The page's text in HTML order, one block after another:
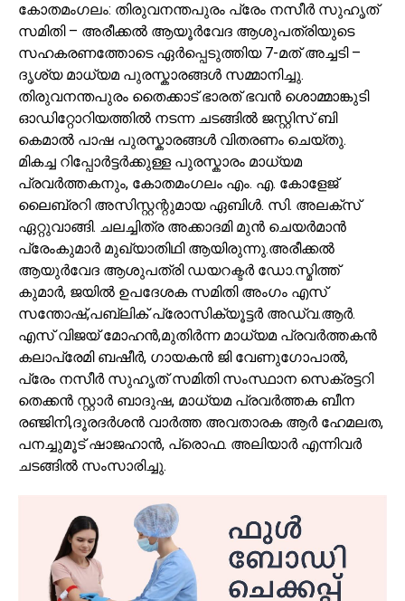
കോതമംഗലം: തിരുവനന്തപുരം പ്രേം നസീർ സുഹൃത്
സമിതി – അരീക്കൽ ആയൂർവേദ ആശുപത്രിയുടെ
സഹകരണത്തോടെ ഏർപ്പെടുത്തിയ 7-മത് അച്ചടി –
ദൃശ്യ മാധ്യമ പുരസ്കാരങ്ങൾ സമ്മാനിച്ചു.
തിരുവനന്തപുരം തൈക്കാട് ഭാരത് ഭവൻ ശൊമ്മാങ്കുടി
ഓഡിറ്റോറിയത്തിൽ നടന്ന ചടങ്ങിൽ ജസ്റ്റിസ് ബി
കെമാൽ പാഷ പുരസ്കാരങ്ങൾ വിതരണം ചെയ്തു.
മികച്ച റിപ്പോർട്ടർക്കുള്ള പുരസ്കാരം മാധ്യമ
പ്രവർത്തകനും, കോതമംഗലം എം. എ. കോളേജ്
ലൈബ്രറി അസിസ്റ്റന്റുമായ ഏബിൾ. സി. അലക്സ്
ഏറ്റുവാങ്ങി. ചലച്ചിത്ര അക്കാദമി മുൻ ചെയർമാൻ
പ്രേംകുമാർ മുഖ്യാതിഥി ആയിരുന്നു.അരീക്കൽ
ആയുർവേദ ആശുപത്രി ഡയറക്ടർ ഡോ.സ്മിത്ത്
കുമാർ, ജയിൽ ഉപദേശക സമിതി അംഗം എസ്
സന്തോഷ്‌,പബ്ലിക് പ്രോസിക്യൂട്ടർ അഡ്വ.ആർ.
എസ് വിജയ് മോഹൻ,മുതിർന്ന മാധ്യമ പ്രവർത്തകൻ
കലാപ്രേമി ബഷീർ, ഗായകൻ ജി വേണുഗോപാൽ,
പ്രേം നസീർ സുഹൃത് സമിതി സംസ്ഥാന സെക്രട്ടറി
തെക്കൻ സ്റ്റാർ ബാദുഷ, മാധ്യമ പ്രവർത്തക ബീന
രഞ്ജിനി,ദൂരദർശൻ വാർത്ത അവതാരക ആർ ഹേമലത,
പനച്ചുമൂട് ഷാജഹാൻ, പ്രൊഫ. അലിയാർ എന്നിവർ
ചടങ്ങിൽ സംസാരിച്ചു.